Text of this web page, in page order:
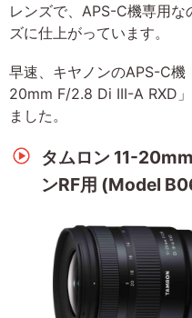
レンズで、APS-C機専用
ズに仕上がっています。
早速、キヤノンのAPS-C機
20mm F/2.8 Di III-A RXD
ました。
タムロン 11-
ンRF用 (Model